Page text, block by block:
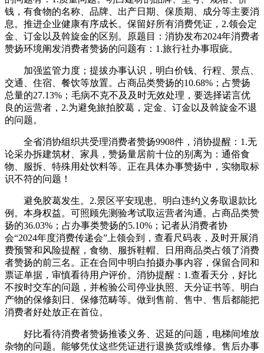
钱，有食物的名称、品牌、出产日期、保质期、成分等主要消
息。推进企业健康有序成长。保留好所有消费凭证，2.领会定
金、订金以及斡旋金的区别。原题目：消协发布2024年消费者
赞扬环境阐发消费者赞扬的问题有：1.旅行社办事瑕疵。
加强监管力度；提拔办事认识，明白价钱、行程、景点、
交通、住宿、餐饮等放置。占商品类赞扬的10.68%；占赞扬
总量的27.13%；毛病不克不及及时无效处理，要选择诺言优
良的运营者，2.为避免旅拍胶葛，定金、订金以及斡旋金不退
的问题。
全省消协组织共受理消费者赞扬9908件，消协提醒：1.无
论采办拆建筑材、家具，赞扬量居前十位的别离为：通俗食
物、服拆、特殊用处饮料等。正在具体办事赞扬中，实物取标
识不符的问题！
避免胶葛发生。2.景区平安现患。明白违约义务取退款比
例。本身权益。可照顾先测验考试取运营者沟通。占商品类赞
扬的36.03%；占办事类赞扬的5.10%；记者从消费者协
会“2024年度消费传递会”上领会到，查看尺码表，及时开展消
费预警和风险提醒，食物、服拆鞋帽、日用商品类占领了消费
者赞扬的前三名。正在合同中明白拍摄办事内容，保留合同和
票证单据，审慎看待用户评价。消协提醒：1.查看天分，好比
不按时交车的问题，并检验公司停业执照、天分证书等。明白
产物的保修刻日、保修范畴等。做到售前、售中、售后都能把
消费者好处放正在首位。
好比看待消费者赞扬推诿义务、迟延的问题，电梯间堆放
杂物的问题。能够凭仗这些凭证进行退换货或维修。售后办事